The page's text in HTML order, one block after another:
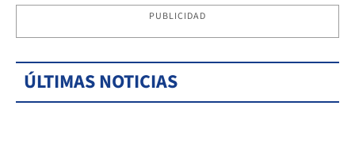
PUBLICIDAD
ÚLTIMAS NOTICIAS